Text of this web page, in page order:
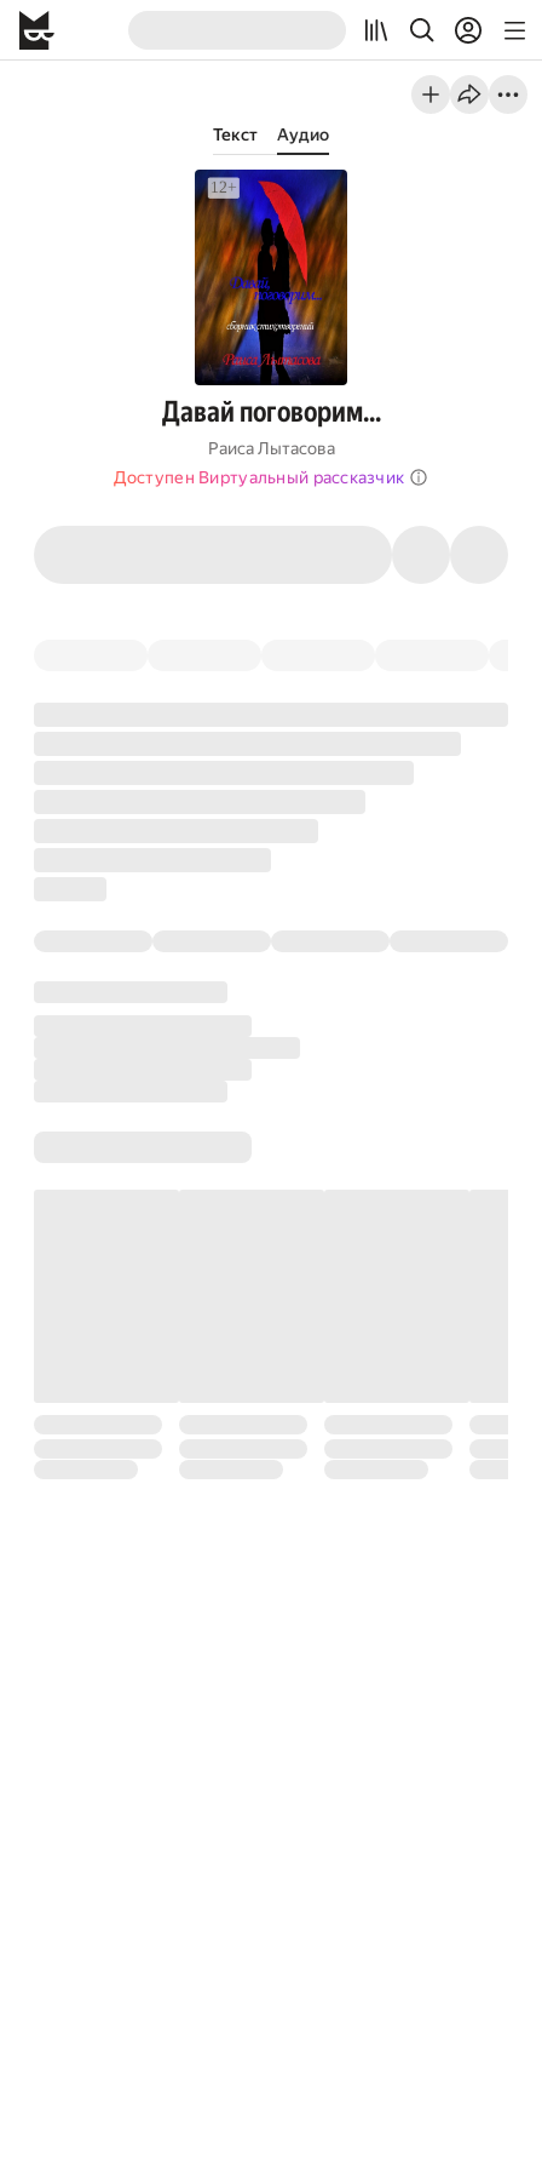
Текст Аудио
Давай поговорим…
Раиса Лытасова
Доступен Виртуальный рассказчик